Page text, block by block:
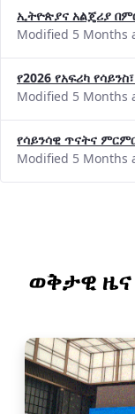
Modified 5 Months
የ2026 የአፍሪካ
Modified 5 Months
የሳይንሳዊ ጥናትና
Modified 5 Months